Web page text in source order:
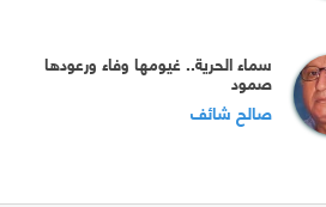
سماء الحرية.. غيومها وفاء ورعودها
صمود
صالح شائف